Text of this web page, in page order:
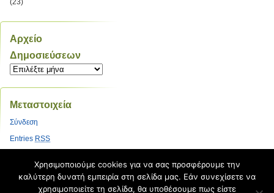
(23)
Αρχείο
Δημοσιεύσεων
Αρχείο
Μεταστοιχεία
Σύνδεση
Entries RSS
Εκπαιδευτικές Κοινότητες &
Ιστολόγια ΠΣΔ
Χρησιμοποιούμε cookies για να σας προσφέρουμε την
καλύτερη δυνατή εμπειρία στη σελίδα μας. Εάν συνεχίσετε να
χρησιμοποιείτε τη σελίδα, θα υποθέσουμε πως είστε